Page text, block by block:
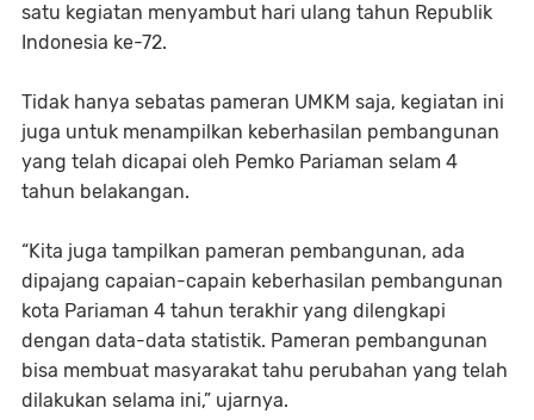
satu kegiatan menyambut hari ulang tahun Republik
Indonesia ke-72.
Tidak hanya sebatas pameran UMKM saja, kegiatan ini
juga untuk menampilkan keberhasilan pembangunan
yang telah dicapai oleh Pemko Pariaman selam 4
tahun belakangan.
“Kita juga tampilkan pameran pembangunan, ada
dipajang capaian-capain keberhasilan pembangunan
kota Pariaman 4 tahun terakhir yang dilengkapi
dengan data-data statistik. Pameran pembangunan
bisa membuat masyarakat tahu perubahan yang telah
dilakukan selama ini,” ujarnya.